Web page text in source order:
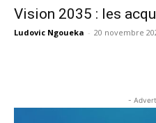
Vision 2035 : les
Ludovic Ngoueka - 20 novembre
-